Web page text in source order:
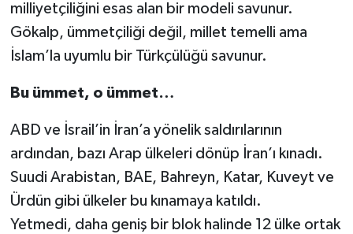
milliyetçiliğini esas alan bir modeli savunur.
Gökalp, ümmetçiliği değil, millet temelli ama
İslam’la uyumlu bir Türkçülüğü savunur.
Bu ümmet, o ümmet…
ABD ve İsrail’in İran’a yönelik saldırılarının
ardından, bazı Arap ülkeleri dönüp İran’ı kınadı.
Suudi Arabistan, BAE, Bahreyn, Katar, Kuveyt ve
Ürdün gibi ülkeler bu kınamaya katıldı.
Yetmedi, daha geniş bir blok halinde 12 ülke ortak